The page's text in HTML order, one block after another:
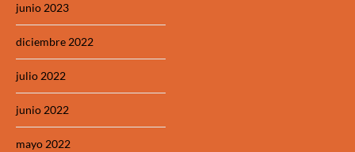
junio 2023
diciembre 2022
julio 2022
junio 2022
mayo 2022